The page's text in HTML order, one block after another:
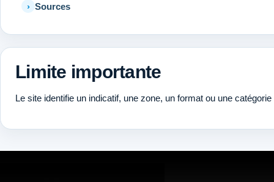
Sources
Limite importante
Le site identifie un indicatif, une zone, un format ou une